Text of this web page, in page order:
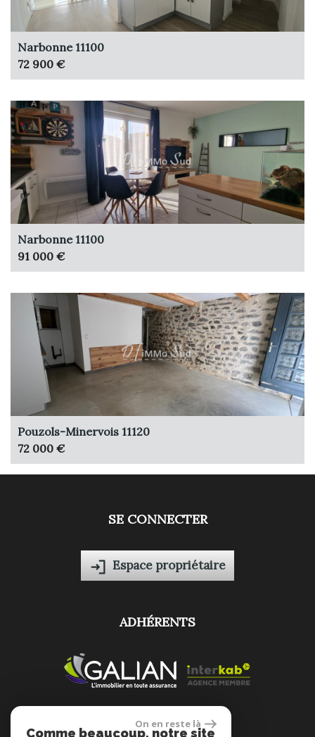
Narbonne 11100
72 900 €
Narbonne 11100
91 000 €
Pouzols-Minervois 11120
72 000 €
SE CONNECTER
Espace propriétaire
ADHÉRENTS
On en reste là
Comme beaucoup, notre site